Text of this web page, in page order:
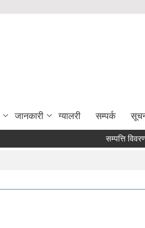
जानकारी ग्यालरी सम्पर्क
सम्पत्ति विवरण